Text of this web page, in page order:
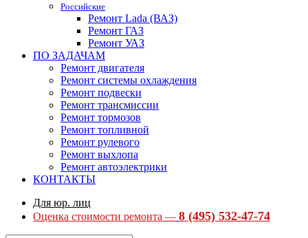
Российские
Ремонт Lada (ВАЗ)
Ремонт ГАЗ
Ремонт УАЗ
ПО ЗАДАЧАМ
Ремонт двигателя
Ремонт системы охлаждения
Ремонт подвески
Ремонт трансмиссии
Ремонт тормозов
Ремонт топливной
Ремонт рулевого
Ремонт выхлопа
Ремонт автоэлектрики
КОНТАКТЫ
Для юр. лиц
Оценка стоимости ремонта — 8 (495) 532-47-74